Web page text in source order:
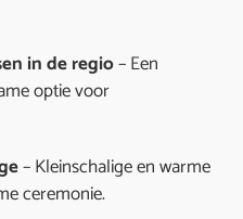
in de regio– Een
optie voor
– Kleinschalige en warme
ceremonie.